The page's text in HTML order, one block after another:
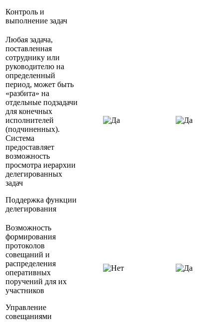
Контроль и
выполнение задач
Любая задача,
поставленная
сотруднику или
руководителю на
определенный
период, может быть
«разбита» на
отдельные подзадачи
для конечных
исполнителей
(подчиненных).
Система
предоставляет
возможность
просмотра иерархии
делегированных
задач
Поддержка функции
делегирования
Возможность
формирования
протоколов
совещаний и
распределения
оперативных
поручений для их
участников
Управление
совещаниями